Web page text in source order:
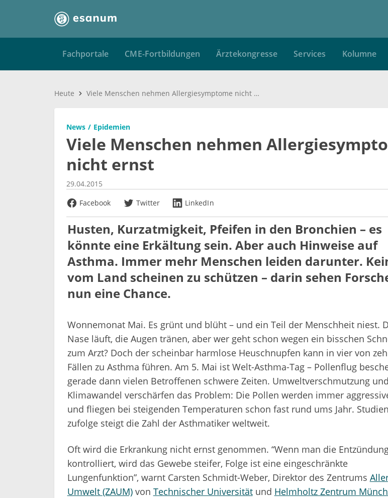
Fachportale CME-Fortbildungen Ärztekongresse Services Kolumne
Heute Viele Menschen nehmen Allergiesymptome nicht ernst
News Epidemien
Viele Menschen nehmen
nicht ernst
29.04.2015
Facebook
Twitter LinkedIn
Husten, Kurzatmigkeit, Pfeifen in den Bronchien – es
könnte eine Erkältung sein. Aber auch Hinweise auf
Asthma. Immer mehr Menschen leiden darunter.
vom Land scheinen zu schützen – darin sehen
nun eine Chance.
Wonnemonat Mai. Es grünt und blüht – und ein Teil der Menschheit niest.
Nase läuft, die Augen tränen, aber wer geht schon wegen ein bisschen
zum Arzt? Doch der scheinbar harmlose Heuschnupfen kann in vier von
Fällen zu Asthma führen. Am 5. Mai ist Welt-Asthma-Tag – Pollenflug
gerade dann vielen Betroffenen schwere Zeiten. Umweltverschmutzung und
Klimawandel verschärfen das Problem: Die Pollen werden immer
und fliegen bei steigenden Temperaturen schon fast rund ums Jahr. Studien
zufolge steigt die Zahl der Asthmatiker weltweit.
Oft wird die Erkrankung nicht ernst genommen. “Wenn man die
kontrolliert, wird das Gewebe steifer, Folge ist eine eingeschränkte
Lungenfunktion”, warnt Carsten Schmidt-Weber, Direktor des Zentrums
Umwelt (ZAUM)von Technischer Universitätund Helmholtz Zentrum